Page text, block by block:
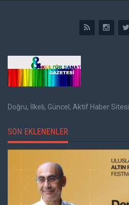
Doğru, İlkeli, Güncel, Aktif Haber Sitesi
SON EKLENENLER